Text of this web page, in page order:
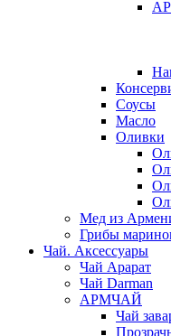
Соусы
Масло
Оливки
Мед из
Грибы
Чай. Аксессуары
Чай Арарат
Чай Darman
АРМЧАЙ
Чай